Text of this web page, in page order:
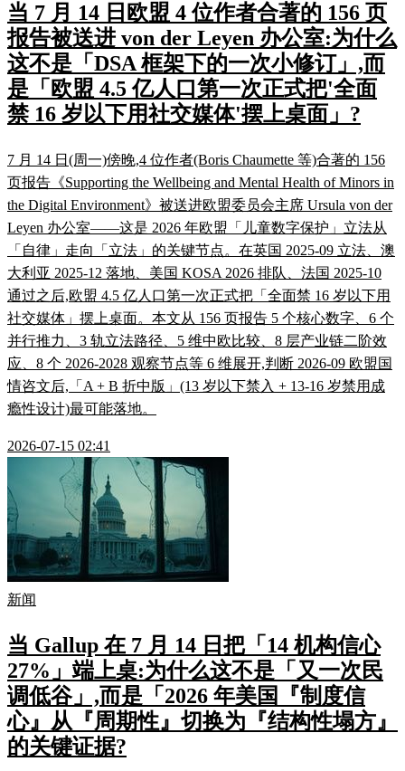
当 7 月 14 日欧盟 4 位作者合著的 156 页
报告被送进 von der Leyen 办公室:为什么
这不是「DSA 框架下的一次小修订」,而
是「欧盟 4.5 亿人口第一次正式把'全面
禁 16 岁以下用社交媒体'摆上桌面」?
7 月 14 日(周一)傍晚,4 位作者(Boris Chaumette 等)合著的 156
页报告《Supporting the Wellbeing and Mental Health of Minors in
the Digital Environment》被送进欧盟委员会主席 Ursula von der
Leyen 办公室——这是 2026 年欧盟「儿童数字保护」立法从
「自律」走向「立法」的关键节点。在英国 2025-09 立法、澳
大利亚 2025-12 落地、美国 KOSA 2026 排队、法国 2025-10
通过之后,欧盟 4.5 亿人口第一次正式把「全面禁 16 岁以下用
社交媒体」摆上桌面。本文从 156 页报告 5 个核心数字、6 个
并行推力、3 轨立法路径、5 维中欧比较、8 层产业链二阶效
应、8 个 2026-2028 观察节点等 6 维展开,判断 2026-09 欧盟国
情咨文后,「A + B 折中版」(13 岁以下禁入 + 13-16 岁禁用成
瘾性设计)最可能落地。
2026-07-15 02:41
新闻
当 Gallup 在 7 月 14 日把「14 机构信心
27%」端上桌:为什么这不是「又一次民
调低谷」,而是「2026 年美国『制度信
心』从『周期性』切换为『结构性塌方』
的关键证据?